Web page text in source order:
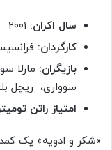
سال اکران: ۲۰۰۱
کارگردان:
بازیگران: مارلا
سوواری، ریچل
امتیاز راتن
«شکر و ادویه» یک